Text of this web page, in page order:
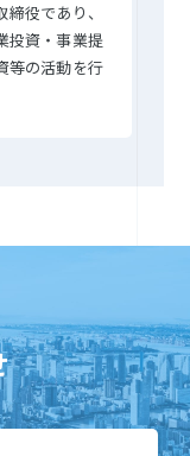
役であり、
投資・事業提
等の活動を行